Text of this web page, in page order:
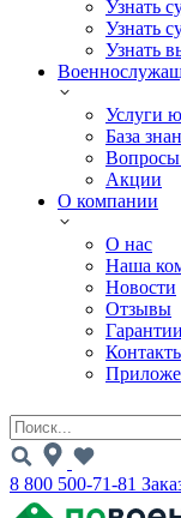
Узнать
Узнать
Узнать
Услуги
База
Акции
О компании
О нас
Наша
Новости
Отзывы
Гарантии
8 800 500-71-81